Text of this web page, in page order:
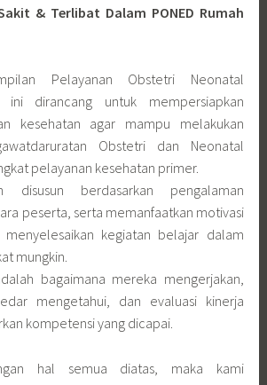
& Terlibat Dalam PONED Rumah
Pelayanan Obstetri Neonatal
ini dirancang untuk mempersiapkan
kesehatan agar mampu melakukan
Obstetri dan Neonatal
pelayanan kesehatan primer.
disusun berdasarkan pengalaman
peserta, serta memanfaatkan motivasi
kegiatan belajar dalam
mungkin.
bagaimana mereka mengerjakan,
mengetahui, dan evaluasi kinerja
kompetensi yang dicapai.
hal semua diatas, maka kami